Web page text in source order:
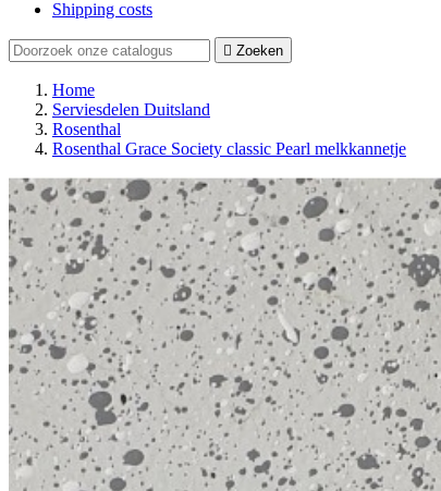
Shipping costs
 Zoeken
Home
Serviesdelen Duitsland
Rosenthal
Rosenthal Grace Society classic Pearl melkkannetje